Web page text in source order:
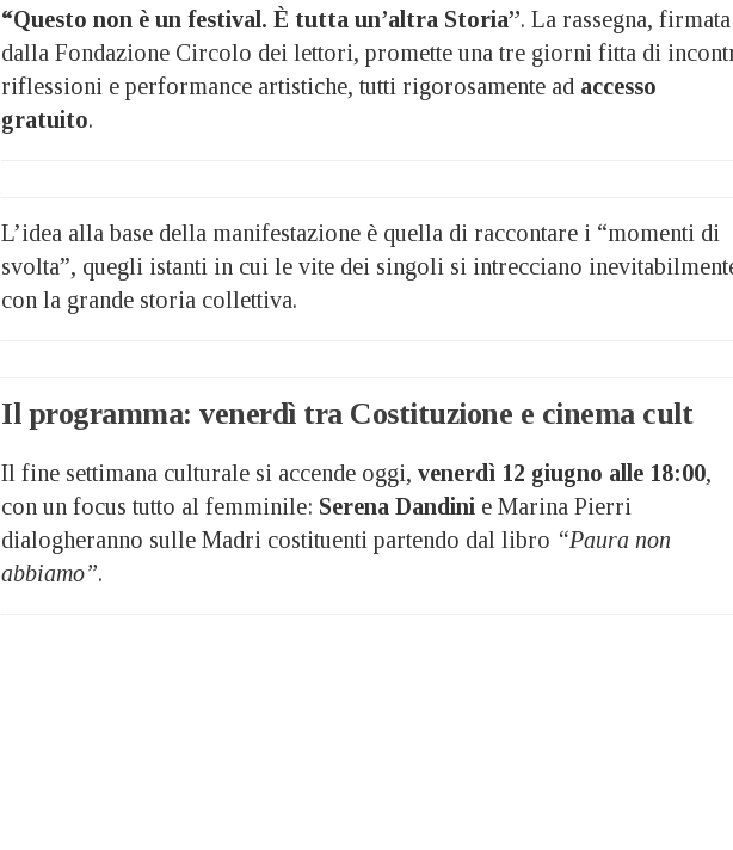
“Questo non è un festival. È tutta un’altra Storia”. La rassegna, firmata
dalla Fondazione Circolo dei lettori, promette una tre giorni fitta di
riflessioni e performance artistiche, tutti rigorosamente ad accesso
gratuito.
L’idea alla base della manifestazione è quella di raccontare i “momenti di
svolta”, quegli istanti in cui le vite dei singoli si intrecciano
con la grande storia collettiva.
Il programma: venerdì tra Costituzione e cinema cult
Il fine settimana culturale si accende oggi, venerdì 12 giugno alle 18:00,
con un focus tutto al femminile: Serena Dandini e Marina Pierri
dialogheranno sulle Madri costituenti partendo dal libro “Paura non
abbiamo”.